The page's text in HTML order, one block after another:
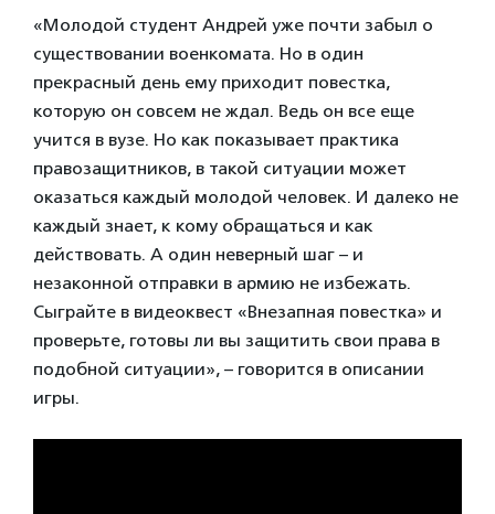
«Молодой студент Андрей уже почти забыл о
существовании военкомата. Но в один
прекрасный день ему приходит повестка,
которую он совсем не ждал. Ведь он все еще
учится в вузе. Но как показывает практика
правозащитников, в такой ситуации может
оказаться каждый молодой человек. И далеко не
каждый знает, к кому обращаться и как
действовать. А один неверный шаг – и
незаконной отправки в армию не избежать.
Сыграйте в видеоквест «Внезапная повестка» и
проверьте, готовы ли вы защитить свои права в
подобной ситуации», – говорится в описании
игры.